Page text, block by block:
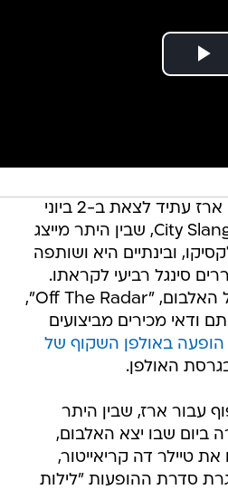
אלבום הבכורה של נגה ארז עתיד לצאת ב-2 ביוני
בלייבל האינדי הנחשב City Slang, שבין היתר מייצג
ובינתיים היא ושותפה
סינגל רביעי לקראתו.
מדובר בשיר הנושא של האלבום, "Off The Radar",
מכירים מביצועים
הופעה באולפן השקוף של
האולפן.
עבור ארז, שבין היתר
ביום שבו יצא האלבום,
תחמם את טיילר דה קריאייטור,
סדרת ההופעות "לילות